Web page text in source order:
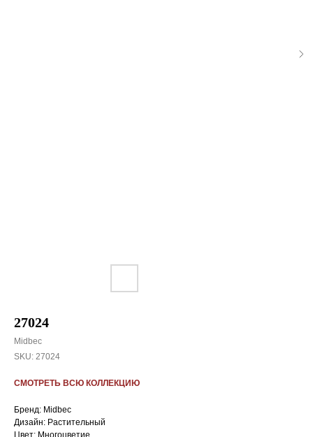
27024
Midbec
SKU: 27024
СМОТРЕТЬ ВСЮ КОЛЛЕКЦИЮ
Бренд: Midbec
Дизайн: Растительный
Цвет: Многоцветие